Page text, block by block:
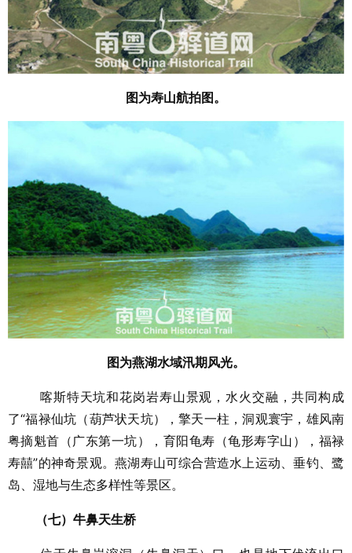
图为寿山航拍图。
图为燕湖水域汛期风光。
喀斯特天坑和花岗岩寿山景观，水火交融，共同构成
了“福禄仙坑（葫芦状天坑），擎天一柱，洞观寰宇，雄风南
粤摘魁首（广东第一坑），育阳龟寿（龟形寿字山），福禄
寿囍”的神奇景观。燕湖寿山可综合营造水上运动、垂钓、鹭
岛、湿地与生态多样性等景区。
（七）牛鼻天生桥